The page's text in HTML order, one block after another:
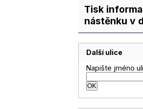
Tisk
nástěnku v
Další ulice
Napište jméno